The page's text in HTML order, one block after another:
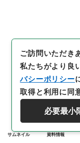
サムネイル 資料情報
ご訪問いただき
私たちがより良
バシーポリシー
取得と利用に同
必要最小